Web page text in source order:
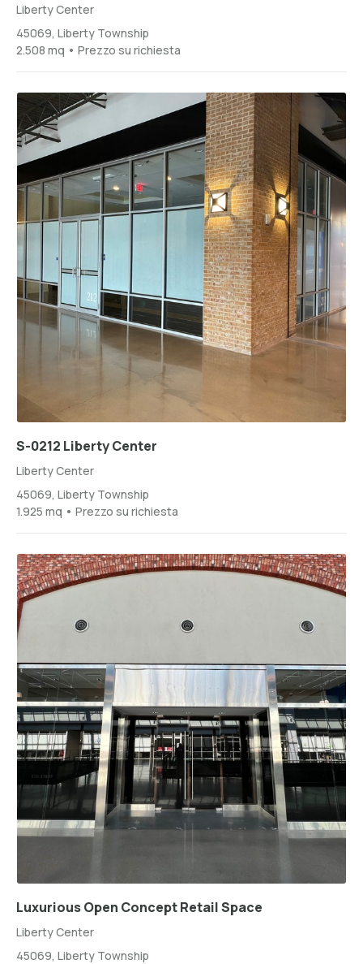
Liberty Center
45069, Liberty Township
2.508 mq • Prezzo su richiesta
S-0212 Liberty Center
Liberty Center
45069, Liberty Township
1.925 mq • Prezzo su richiesta
Luxurious Open Concept Retail Space
Liberty Center
45069, Liberty Township